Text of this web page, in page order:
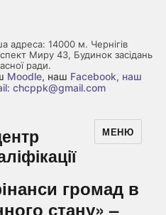
адреса: 14000 м. Чернігів
Миру 43, Будинок засідань
ради.
Moodle, наш Facebook, наш
chcppk@gmail.com
МЕНЮ
громад в
стану» –